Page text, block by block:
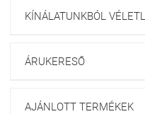
KÍNÁLATUNKBÓL
ÁRUKERESŐ
AJÁNLOTT TERMÉKEK